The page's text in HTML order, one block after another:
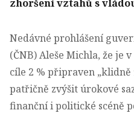
zhoršení vztahů s
Nedávné prohlášení
(ČNB) Aleše Michla, že je
cíle 2 % připraven
patřičně zvýšit úrokové
finanční i politické scéně